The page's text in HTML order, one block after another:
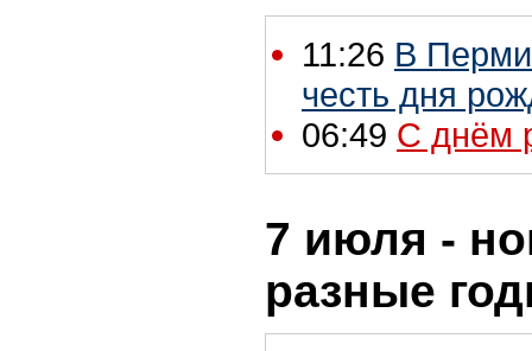
11:26 В
честь дня
06:49 С днём
7 июля -
разные